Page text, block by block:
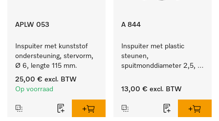
APLW 053
Inspuiter met kunststof
ondersteuning, stervorm,
Ø 6, lengte 115 mm.
25,00 € excl. BTW
Op voorraad
A 844
Inspuiter met plastic
steunen,
spuitmonddiameter 2,5,
13,00 € excl. BTW